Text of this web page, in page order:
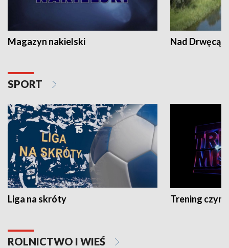
Magazyn nakielski Nad Drwęcą
SPORT
Liga na skróty Trening czyni
ROLNICTWO I WIEŚ